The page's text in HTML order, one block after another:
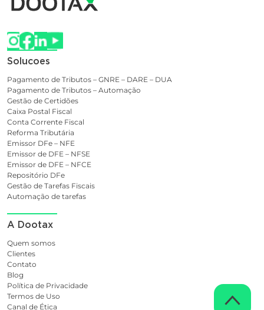
Solucoes
Pagamento de Tributos – GNRE – DARE – DUA
Pagamento de Tributos – Automação
Gestão de Certidões
Caixa Postal Fiscal
Conta Corrente Fiscal
Reforma Tributária
Emissor DFe – NFE
Emissor de DFE – NFSE
Emissor de DFE – NFCE
Repositório DFe
Gestão de Tarefas Fiscais
Automação de tarefas
A Dootax
Quem somos
Clientes
Contato
Blog
Política de Privacidade
Termos de Uso
Canal de Ética